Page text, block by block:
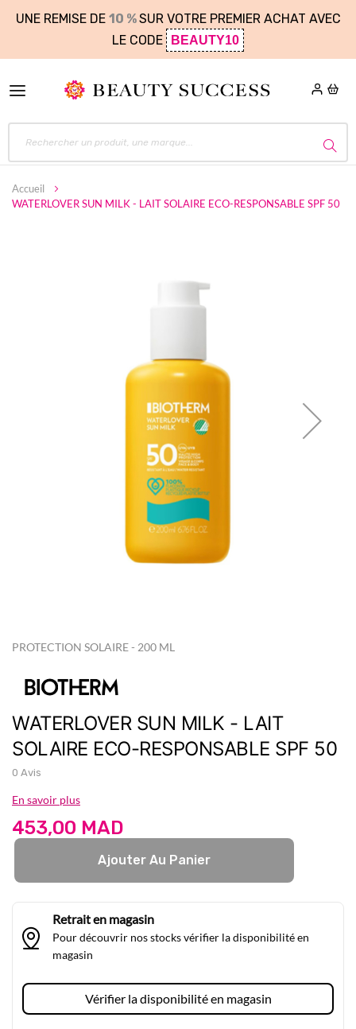
UNE REMISE DE 10 %SUR VOTRE PREMIER ACHAT AVEC
LE CODE
BEAUTY10
Accueil
WATERLOVER SUN MILK - LAIT SOLAIRE ECO-RESPONSABLE SPF 50
beginning
the
images
gallery
WATERLOVER SUN MILK - LAIT
SOLAIRE ECO-RESPONSABLE SPF 50
PROTECTION SOLAIRE - 200 ML
0 Avis
En savoir plus
453,00 MAD
Ajouter Au Panier
Retrait en magasin
Pour découvrir nos stocks vérifier la disponibilité en
magasin
Vérifier la disponibilité en magasin